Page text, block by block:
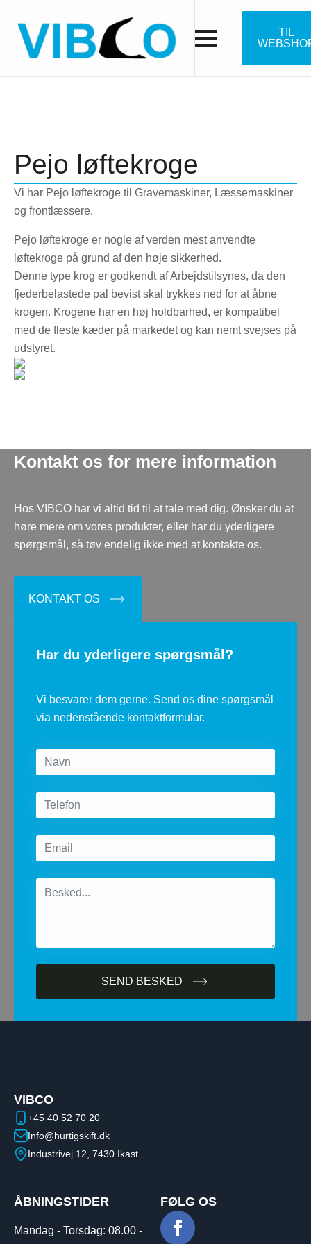
TIL
Pejo løftekroge
Vi har Pejo løftekroge til Gravemaskiner, Læssemaskiner
og frontlæssere.​
Pejo løftekroge er nogle af verden mest anvendte
løftekroge på grund af den høje sikkerhed.
Denne type krog er godkendt af Arbejdstilsynes, da den
fjederbelastede pal bevist skal trykkes ned for at åbne
krogen. Krogene har en høj holdbarhed, er kompatibel
med de fleste kæder på markedet og kan nemt svejses på
udstyret.
Kontakt os for mere information
Hos VIBCO har vi altid tid til at tale med dig. Ønsker du at
høre mere om vores produkter, eller har du yderligere
spørgsmål, så tøv endelig ikke med at kontakte os.
KONTAKT OS
Har du yderligere spørgsmål?
​Vi besvarer dem gerne. Send os dine spørgsmål
via nedenstående kontaktformular.
Name
Telefon
Email
Message
SEND BESKED
VIBCO
+45 40 52 70 20
Info@hurtigskift.dk
Industrivej 12, 7430 Ikast
ÅBNINGSTIDER
Mandag - Torsdag:​ ​08.00 -
FØLG OS